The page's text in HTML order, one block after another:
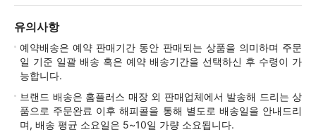
유의사항
예약배송은 예약 판매기간 동안 판매되는 상품을 의미하며 주문
일 기준 일괄 배송 혹은 예약 배송기간을 선택하신 후 수령이 가
능합니다.
브랜드 배송은 홈플러스 매장 외 판매업체에서 발송해 드리는 상
품으로 주문완료 이후 해피콜을 통해 별도로 배송일을 안내드리
며, 배송 평균 소요일은 5~10일 가량 소요됩니다.